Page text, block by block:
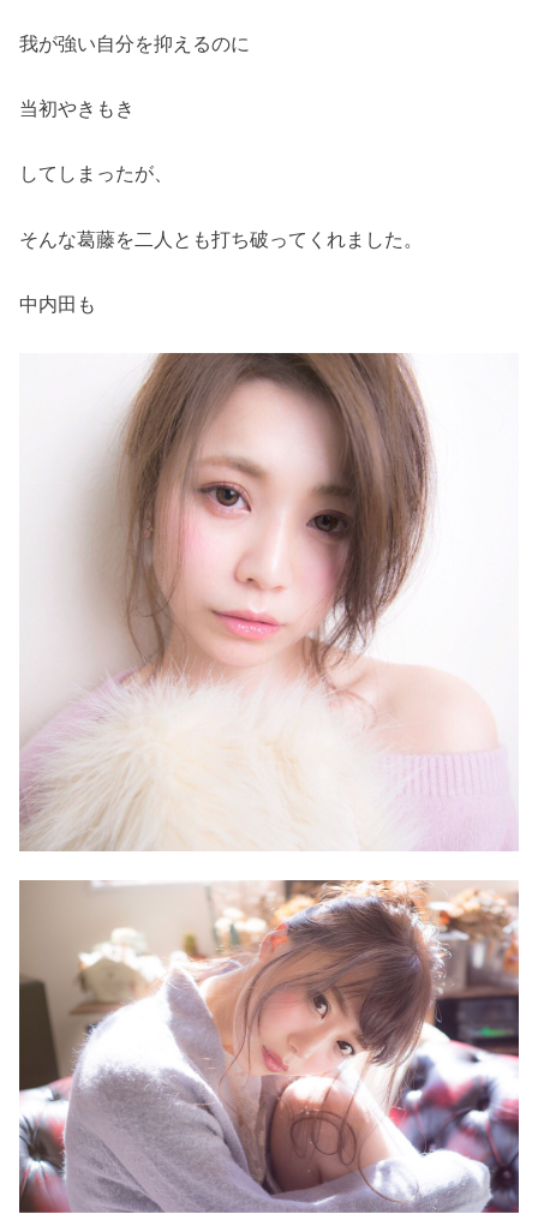
我が強い自分を抑えるのに
当初やきもき
してしまったが、
そんな葛藤を二人とも打ち破ってくれました。
中内田も